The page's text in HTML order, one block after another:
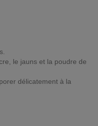
le jauns et la poudre de
délicatement à la